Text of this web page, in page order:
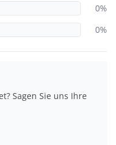
0%
0%
Sagen Sie uns Ihre